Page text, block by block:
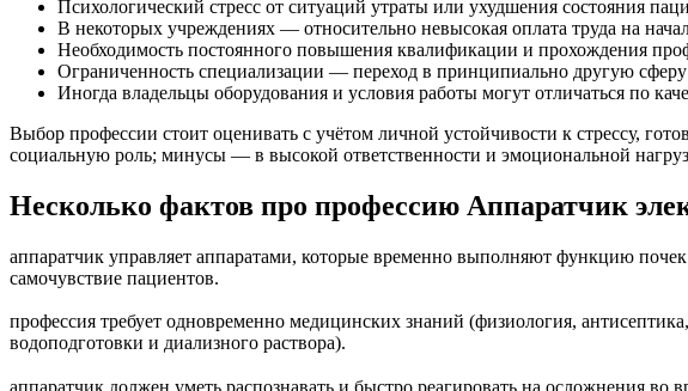
Психологический стресс от ситуаций утраты или ухудшения состояния
В некоторых учреждениях — относительно невысокая оплата труда на
Необходимость постоянного повышения квалификации и прохождения
Ограниченность специализации — переход в принципиально другую
Иногда владельцы оборудования и условия работы могут отличаться по
Выбор профессии стоит оценивать с учётом личной устойчивости к стрессу,
социальную роль; минусы — в высокой ответственности и эмоциональной
Несколько фактов про профессию Аппаратчик
аппаратчик управляет аппаратами, которые временно выполняют функцию
самочувствие пациентов.
профессия требует одновременно медицинских знаний (физиология,
водоподготовки и диализного раствора).
аппаратчик должен уметь распознавать и быстро реагировать на осложнения